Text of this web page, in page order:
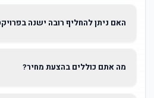
האם ניתן להחליף רובה ישנה
מה אתם כוללים בהצעת מחיר?